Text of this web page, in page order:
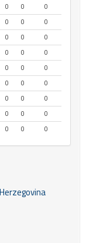
0 0
0
0 0
0
0 0
0
0 0
0
0 0
0
0 0
0
0 0
0
0 0
0
0 0 0